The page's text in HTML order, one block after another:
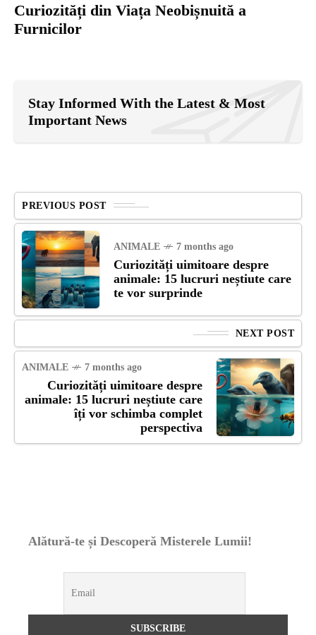
Curiozități din Viața Neobișnuită a
Furnicilor
Stay Informed With the Latest & Most
Important News
PREVIOUS POST
ANIMALE 7 months ago
Curiozități uimitoare despre
animale: 15 lucruri neștiute care
te vor surprinde
NEXT POST
ANIMALE 7 months ago
Curiozități uimitoare despre
animale: 15 lucruri neștiute care
îți vor schimba complet
perspectiva
Alătură-te și Descoperă Misterele Lumii!